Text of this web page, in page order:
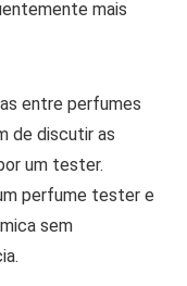
mais
entre perfumes
de discutir as
um tester.
perfume tester e
sem